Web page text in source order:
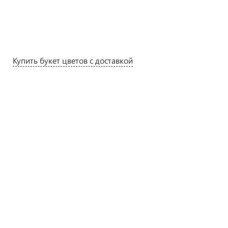
Купить букет цветов с доставкой